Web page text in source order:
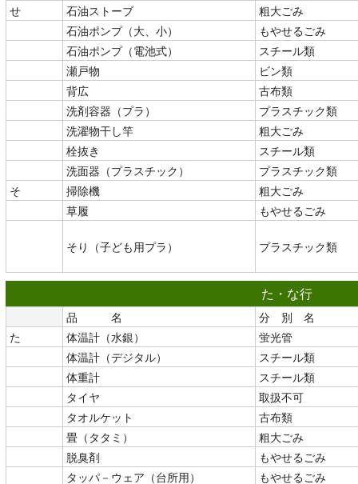
せ
石油ストーブ
粗大ごみ
石油ポンプ（大、小）
もやせるごみ
石油ポンプ（電池式）
スチール類
瀬戸物
ビン類
背広
古布類
洗剤容器（プラ）
プラスチック類
洗濯物干し竿
粗大ごみ
栓抜き
スチール類
洗面器（プラスチック）
プラスチック類
そ
掃除機
粗大ごみ
草履
もやせるごみ
そり（子ども用プラ） プラスチック類
た・な行
品 名
分 別 名
た
体温計（水銀）
蛍光管
体温計（デジタル）
スチール類
体重計
スチール類
タイヤ
取扱不可
タオルケット
古布類
畳（タタミ）
粗大ごみ
脱臭剤
もやせるごみ
タッパ－ウェア（台所用）
もやせるごみ